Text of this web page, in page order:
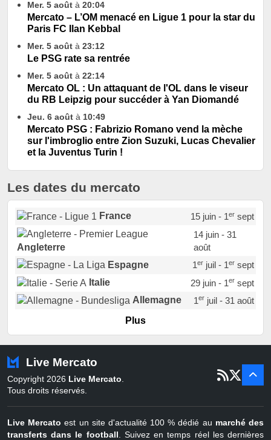
Mer. 5 août à 20:04
Mercato – L’OM menacé en Ligue 1 pour la star du
Paris FC Ilan Kebbal
Mer. 5 août à 23:12
Le PSG rate sa rentrée
Mer. 5 août à 22:14
Mercato OL : Un attaquant de l'OL dans le viseur
du RB Leipzig pour succéder à Yan Diomandé
Jeu. 6 août à 10:49
Mercato PSG : Fabrizio Romano vend la mèche
sur l'imbroglio entre Zion Suzuki, Lucas Chevalier
et la Juventus Turin !
Les dates du mercato
France 15 juin - 1ersept
Angleterre
14 juin - 31
août
Espagne
1erjuil - 1ersept
Italie
29 juin - 1ersept
Allemagne
1erjuil - 31 août
Portugal
Pays-Bas
22 juin - 2 sept
Belgique
juil - 31
Plus
Live Mercato
Copyright 2026 Live Mercato
Tous droits réservés.
Live Mercato est un site d'actualité 100 % dédié au marché des
transferts dans le football . Suivez en temps réel les dernières